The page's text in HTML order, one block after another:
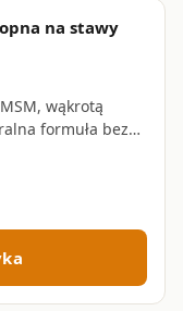
na stawy
wąkrotą
formuła bez